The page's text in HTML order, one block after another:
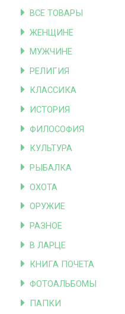
ВСЕ ТОВАРЫ
ЖЕНЩИНЕ
МУЖЧИНЕ
РЕЛИГИЯ
КЛАССИКА
ИСТОРИЯ
ФИЛОСОФИЯ
КУЛЬТУРА
РЫБАЛКА
ОХОТА
ОРУЖИЕ
РАЗНОЕ
В ЛАРЦЕ
КНИГА ПОЧЕТА
ФОТОАЛЬБОМЫ
ПАПКИ